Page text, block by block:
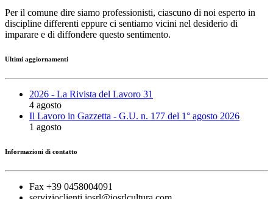
Per il comune dire siamo professionisti, ciascuno di noi esperto in
discipline differenti eppure ci sentiamo vicini nel desiderio di
imparare e di diffondere questo sentimento.
Ultimi aggiornamenti
2026 - La Rivista del Lavoro 31
4 agosto
Il Lavoro in Gazzetta - G.U. n. 177 del 1° agosto 2026
1 agosto
Informazioni di contatto
Fax +39 0458004091